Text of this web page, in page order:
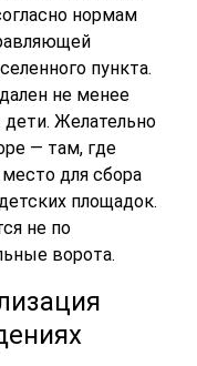
нормам
пункта.
не менее
дети. Желательно
— там, где
для сбора
площадок.
не по
ворота.